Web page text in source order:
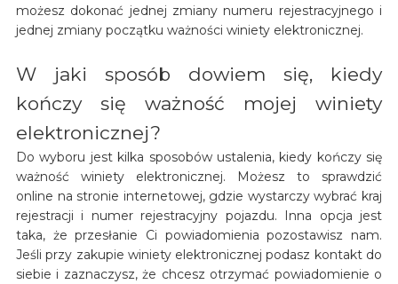
możesz dokonać jednej zmiany numeru rejestracyjnego i
jednej zmiany początku ważności winiety elektronicznej.
W jaki sposób dowiem się, kiedy
kończy się ważność mojej winiety
elektronicznej?
Do wyboru jest kilka sposobów ustalenia, kiedy kończy się
ważność winiety elektronicznej. Możesz to sprawdzić
online na stronie internetowej, gdzie wystarczy wybrać kraj
rejestracji i numer rejestracyjny pojazdu. Inna opcja jest
taka, że przesłanie Ci powiadomienia pozostawisz nam.
Jeśli przy zakupie winiety elektronicznej podasz kontakt do
siebie i zaznaczysz, że chcesz otrzymać powiadomienie o